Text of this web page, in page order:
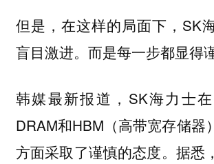
但是，在这样的局面下，SK
盲目激进。而是每一步都显得
韩媒最新报道，SK海力士
DRAM和HBM（高带宽存储器
方面采取了谨慎的态度。据悉